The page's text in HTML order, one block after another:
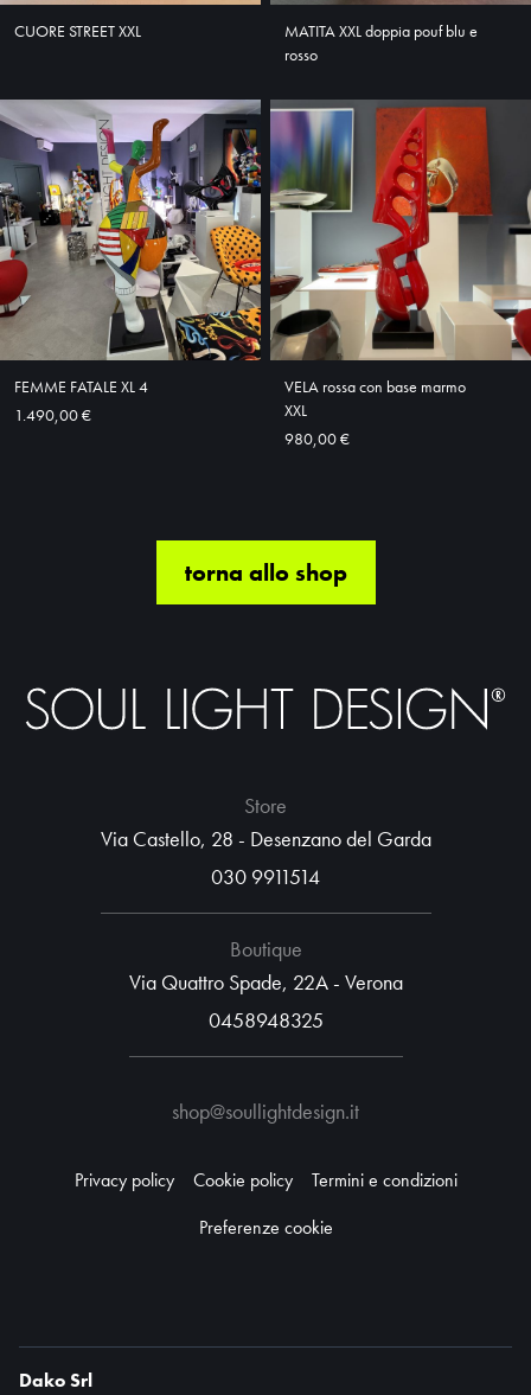
CUORE STREET XXL
MATITA XXL doppia pouf blu e
rosso
FEMME FATALE XL 4
1.490,00 €
VELA rossa con base marmo
XXL
980,00 €
torna allo shop
Store
Via Castello, 28 - Desenzano del Garda
030 9911514
Boutique
Via Quattro Spade, 22A - Verona
0458948325
shop@soullightdesign.it
Privacy policy Cookie policy
Termini e condizioni
Preferenze cookie
Dako Srl